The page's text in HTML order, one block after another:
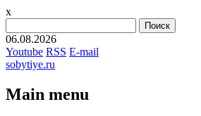
x
06.08.2026
Youtube RSS E-mail
sobytiye.ru
Main menu